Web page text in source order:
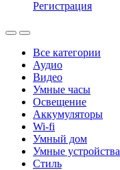
Регистрация
Все категории
Аудио
Видео
Умные часы
Освещение
Аккумуляторы
Wi-fi
Умный дом
Умные устройства
Стиль